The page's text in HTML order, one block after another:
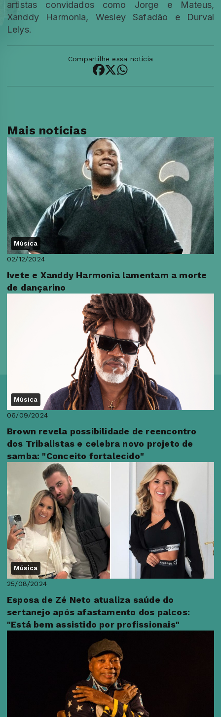
artistas convidados como Jorge e Mateus,
Xanddy Harmonia, Wesley Safadão e Durval
Lelys.
Compartilhe essa notícia
Mais notícias
Música
02/12/2024
Ivete e Xanddy Harmonia lamentam a morte
de dançarino
Música
06/09/2024
Brown revela possibilidade de reencontro
dos Tribalistas e celebra novo projeto de
samba: "Conceito fortalecido"
Música
25/08/2024
Esposa de Zé Neto atualiza saúde do
sertanejo após afastamento dos palcos:
"Está bem assistido por profissionais"